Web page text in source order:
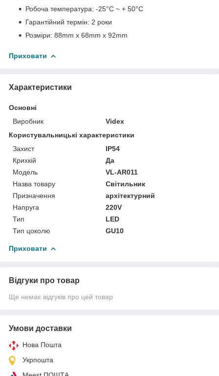
Робоча температура: -25°C ~ + 50°С
Гарантійний термін: 2 роки
Розміри: 88mm x 68mm x 92mm
Приховати
Характеристики
Основні
Виробник
Videx
Користувальницькі характеристики
Захист
IP54
Крихкій
Да
Мoдель
VL-AR011
Назва товару
Світильник
Призначення
архітектурний
Напруга
220V
Тип
LED
Тип цоколю
GU10
Приховати
Відгуки про товар
Ще немає відгуків про цей товар
Умови доставки
Нова Пошта
Укрпошта